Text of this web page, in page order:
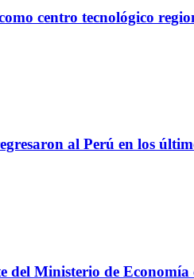
centro tecnológico
al Perú en los
Ministerio de Economía